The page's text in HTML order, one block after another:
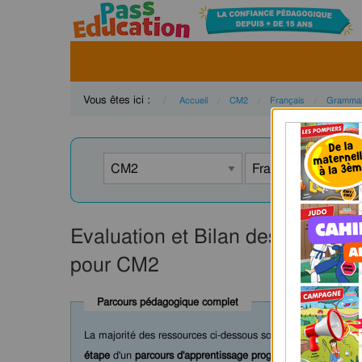
Vous êtes ici : Accueil CM2 Français
Evaluation et Bilan des Types
pour CM2
Parcours pédagogique complet
La majorité des ressources ci-dessous sont intégrées dans
étape d'un parcours d'apprentissage progressif
comprenant